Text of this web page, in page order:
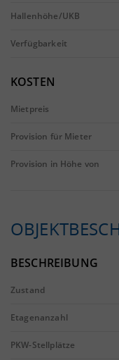
Hallenhöhe/UKB
Verfügbarkeit
KOSTEN
Mietpreis
Provision für Mieter
Provision in Höhe von
BESCHREIBUNG
Zustand
Etagenanzahl
PKW-Stellplätze